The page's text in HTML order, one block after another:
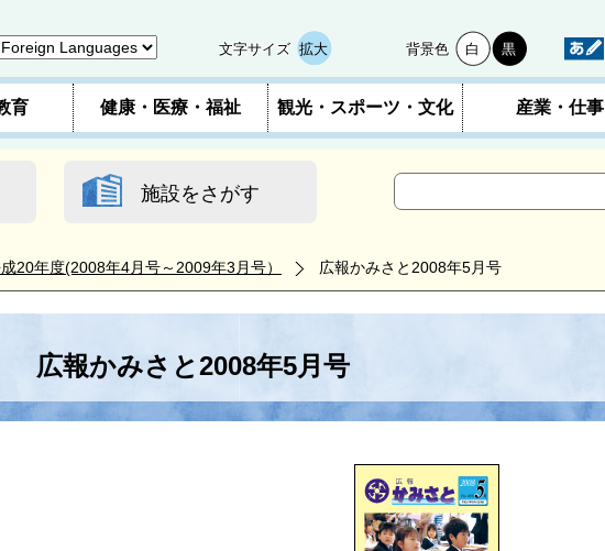
文字サイズ 拡大 背景色 白 黒
育 健康・医療・福祉 観光・スポーツ・文化 産業・仕事
施設をさがす
20年度(2008年4月号～2009年3月号） 広報かみさと2008年5月号
広報かみさと2008年5月号